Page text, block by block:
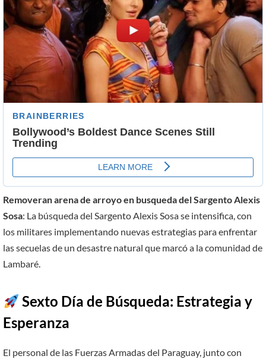
Removeran arena de arroyo en busqueda del Sargento Alexis
Sosa: La búsqueda del Sargento Alexis Sosa se intensifica, con
los militares implementando nuevas estrategias para enfrentar
las secuelas de un desastre natural que marcó a la comunidad de
Lambaré.
Sexto Día de Búsqueda: Estrategia y
Esperanza
El personal de las Fuerzas Armadas del Paraguay, junto con